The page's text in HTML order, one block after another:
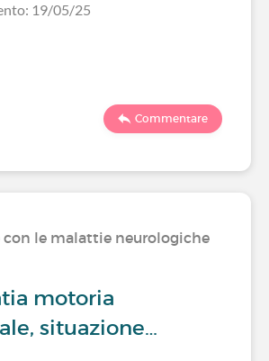
19/05/25
Commentare
con le malattie neurologiche
motoria
situazione…